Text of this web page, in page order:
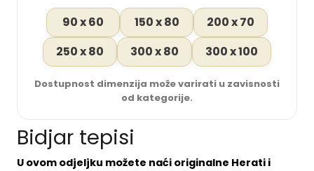
90 x 60
150 x 80
200 x 70
250 x 80
300 x 80 300 x 100
Dostupnost dimenzija može varirati u zavisnosti
od kategorije.
Bidjar tepisi
U ovom odjeljku možete naći originalne Herati i